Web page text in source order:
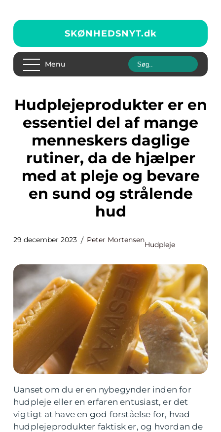
SKØNHEDSNYT.dk
Menu
Hudplejeprodukter er en
essentiel del af mange
menneskers daglige
rutiner, da de hjælper
med at pleje og bevare
en sund og strålende
hud
29 december 2023 Peter Mortensen
Hudpleje
Uanset om du er en nybegynder inden for
hudpleje eller en erfaren entusiast, er det
vigtigt at have en god forståelse for, hvad
hudplejeprodukter faktisk er, og hvordan de